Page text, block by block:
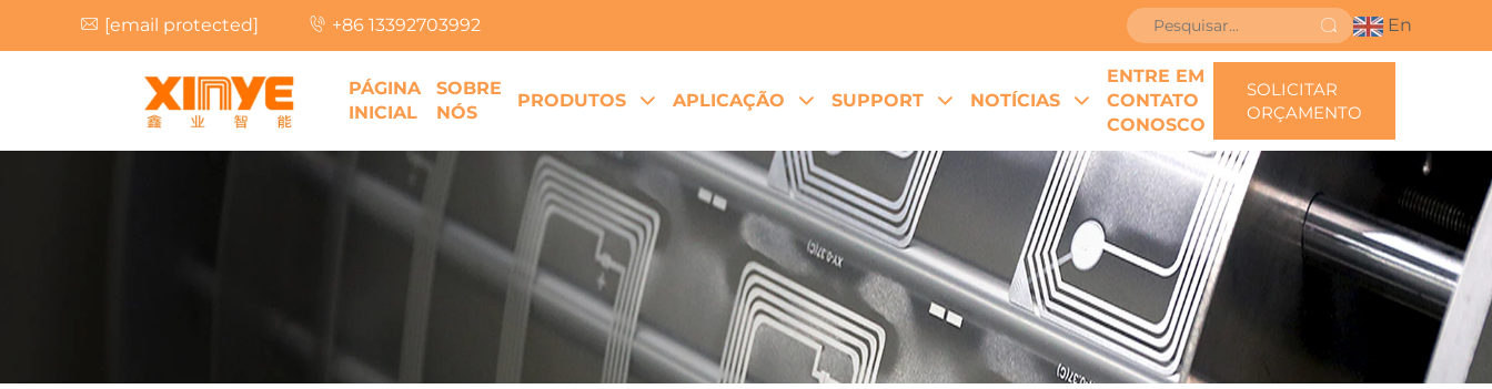
[email protected] +86 13392703992 En
PÁGINA
INICIAL
SOBRE
NÓS
PRODUTOS APLICAÇÃO SUPPORT NOTÍCIAS
ENTRE EM
CONTATO
CONOSCO
SOLICITAR
ORÇAMENTO